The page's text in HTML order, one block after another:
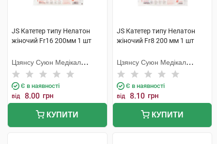
JS Катетер типу Нелатон
жіночий Fr16 200мм 1 шт
Цзянсу Суюн Медікал
Метіріалс
Є в наявності
від 8.00 грн
КУПИТИ
JS Катетер типу Нелатон
жіночий Fr8 200 мм 1 шт
Цзянсу Суюн Медікал
Метіріалс
Є в наявності
від 8.10 грн
КУПИТИ